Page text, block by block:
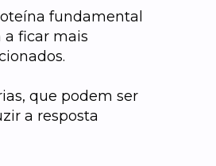
fundamental
a ficar mais
que podem ser
a resposta